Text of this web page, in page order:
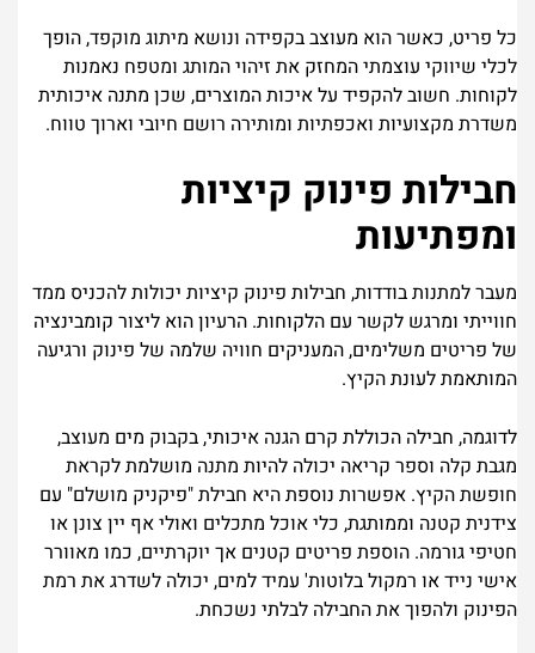
כל פריט, כאשר הוא מעוצב בקפידה ונושא מיתוג מוקפד, הופך
לכלי שיווקי עוצמתי המחזק את זיהוי המותג ומטפח נאמנות
לקוחות. חשוב להקפיד על איכות המוצרים, שכן מתנה איכותית
משדרת מקצועיות ואכפתיות ומותירה רושם חיובי וארוך טווח.
חבילות פינוק קיציות
ומפתיעות
מעבר למתנות בודדות, חבילות פינוק קיציות יכולות להכניס ממד
חווייתי ומרגש לקשר עם הלקוחות. הרעיון הוא ליצור קומבינציה
של פריטים משלימים, המעניקים חוויה שלמה של פינוק ורגיעה
המותאמת לעונת הקיץ.
לדוגמה, חבילה הכוללת קרם הגנה איכותי, בקבוק מים מעוצב,
מגבת קלה וספר קריאה יכולה להיות מתנה מושלמת לקראת
חופשת הקיץ. אפשרות נוספת היא חבילת "פיקניק מושלם" עם
צידנית קטנה וממותגת, כלי אוכל מתכלים ואולי אף יין צונן או
חטיפי גורמה. הוספת פריטים קטנים אך יוקרתיים, כמו מאוורר
אישי נייד או רמקול בלוטות' עמיד למים, יכולה לשדרג את רמת
הפינוק ולהפוך את החבילה לבלתי נשכחת.